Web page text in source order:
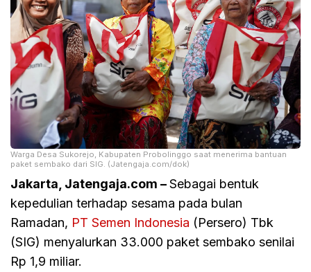
Warga Desa Sukorejo, Kabupaten Probolinggo saat menerima bantuan
paket sembako dari SIG. (Jatengaja.com/dok)
Jakarta, Jatengaja.com –Sebagai bentuk
kepedulian terhadap sesama pada bulan
Ramadan, PT Semen Indonesia (Persero) Tbk
(SIG) menyalurkan 33.000 paket sembako senilai
Rp 1,9 miliar.